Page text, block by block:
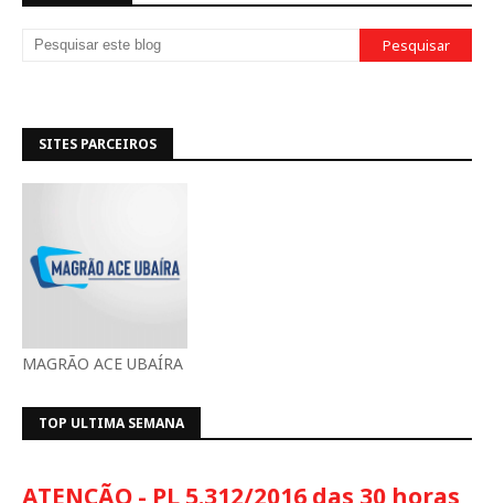
SITES PARCEIROS
MAGRÃO ACE UBAÍRA
TOP ULTIMA SEMANA